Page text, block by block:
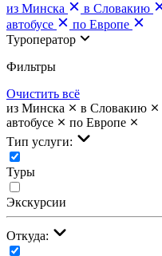
из Минска
в Словакию
автобусе
по Европе
Туроператор
Фильтры
Очистить всё
из Минска
в Словакию
автобусе
по Европе
Тип услуги:
Туры
Экскурсии
Откуда: